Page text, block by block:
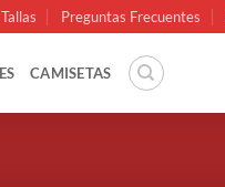
Preguntas Frecuentes
CAMISETAS